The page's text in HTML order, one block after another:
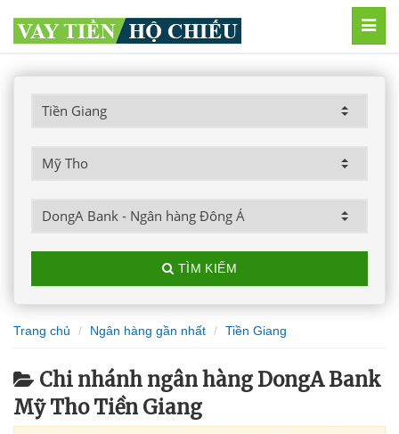
TÌM KIẾM
Trang chủ Ngân hàng gần nhất Tiền Giang
Chi nhánh ngân hàng DongA Bank
Mỹ Tho Tiền Giang